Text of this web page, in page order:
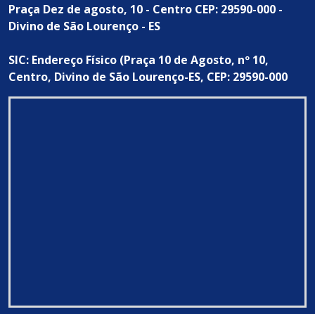
Praça Dez de agosto, 10 - Centro CEP: 29590-000 -
Divino de São Lourenço - ES
SIC: Endereço Físico (Praça 10 de Agosto, nº 10,
Centro, Divino de São Lourenço-ES, CEP: 29590-000